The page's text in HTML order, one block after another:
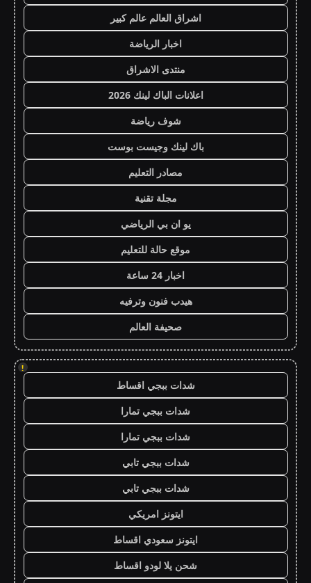
اشراق العالم عالم كبير
اخبار الرياضة
منتدى الاشراق
اعلانات الباك لينك 2026
شوف رياضة
باك لينك وجيست بوست
مصادر التعليم
مجلة تقنية
يو ان بي الرياضي
موقع حالة للتعليم
اخبار 24 ساعة
هيدب فنون وترفيه
صحيفة العالم
!
شدات ببجي اقساط
شدات ببجي تمارا
شدات ببجي تمارا
شدات ببجي تابي
شدات ببجي تابي
ايتونز امريكي
ايتونز سعودي اقساط
شحن يلا لودو اقساط